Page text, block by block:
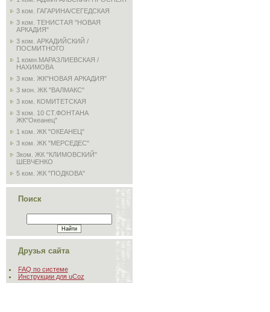
3 ком. ГАГАРИНА/СЕГЕДСКАЯ
3 ком. ТЕНИСТАЯ "НОВАЯ
АРКАДИЯ"
3 ком. АРКАДИЙСКИЙ /
ПОСМИТНОГО
1 комн.МАРАЗЛИЕВСКАЯ /
НАХИМОВА
3 ком. ЖК"НОВАЯ АРКАДИЯ"
3 мон. ЖК "ВАЛМАКС"
3 ком. КОМИТЕТСКАЯ
3 ком. 10 СТ.ФОНТАНА
ЖК"Океанец"
1 ком. ЖК "ОКЕАНЕЦ"
3 ком. ЖК "МЕРСЕДЕС"
3ком. ЖК "КЛИМОВСКИЙ"
ШЕВЧЕНКО
5 ком. ЖК "ПОДКОВА"
Поиск
Друзья сайта
FAQ по системе
Инструкции для uCoz